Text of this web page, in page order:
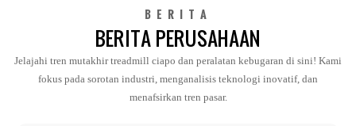
BERITA
BERITA PERUSAHAAN
Jelajahi tren mutakhir treadmill ciapo dan peralatan kebugaran di sini! Kami
fokus pada sorotan industri, menganalisis teknologi inovatif, dan
menafsirkan tren pasar.